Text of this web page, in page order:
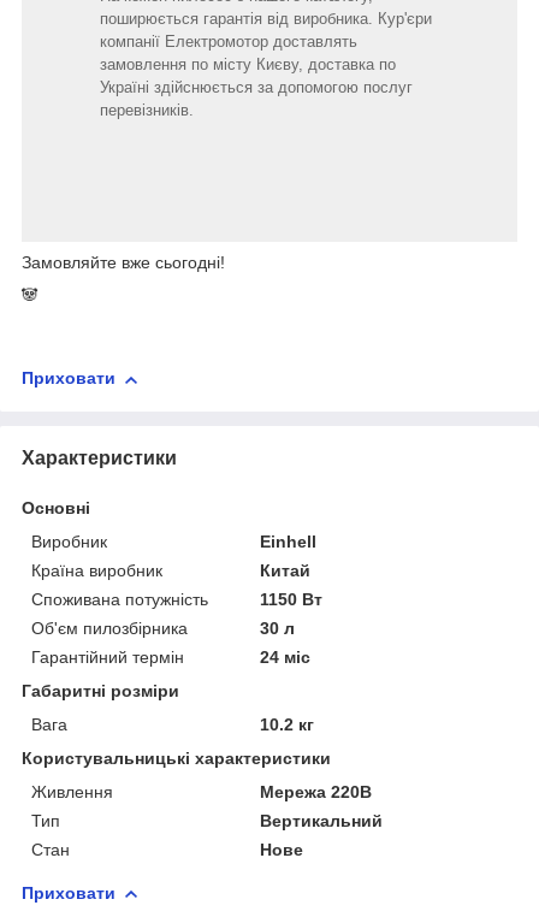
поширюється гарантія від виробника. Кур'єри
компанії Електромотор доставлять
замовлення по місту Києву, доставка по
Україні здійснюється за допомогою послуг
перевізників.
Замовляйте вже сьогодні!
🐼
Приховати
Характеристики
Основні
Виробник
Einhell
Країна виробник
Китай
Споживана потужність
1150 Вт
Об'єм пилозбірника
30 л
Гарантійний термін
24 міс
Габаритні розміри
Вага
10.2 кг
Користувальницькі характеристики
Живлення
Мережа 220В
Тип
Вертикальний
Стан
Нове
Приховати